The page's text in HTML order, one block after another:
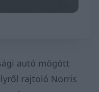
autó mögött
rajtoló Norris